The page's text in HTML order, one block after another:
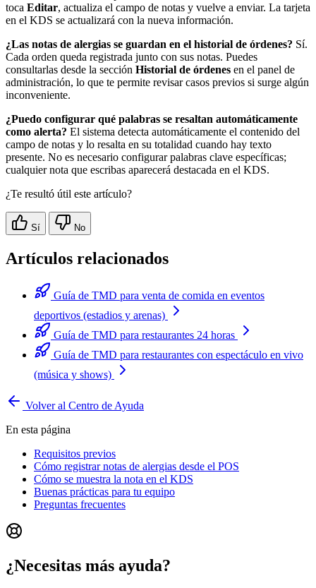
toca Editar, actualiza el campo de notas y vuelve a enviar. La tarjeta
en el KDS se actualizará con la nueva información.
¿Las notas de alergias se guardan en el historial de órdenes? Sí.
Cada orden queda registrada junto con sus notas. Puedes
consultarlas desde la sección Historial de órdenes en el panel de
administración, lo que te permite revisar casos previos si surge algún
inconveniente.
¿Puedo configurar qué palabras se resaltan automáticamente
como alerta? El sistema detecta automáticamente el contenido del
campo de notas y lo resalta en su totalidad cuando hay texto
presente. No es necesario configurar palabras clave específicas;
cualquier nota que escribas aparecerá destacada en el KDS.
¿Te resultó útil este artículo?
Sí No
Artículos relacionados
Guía de TMD para venta de comida en eventos
deportivos (estadios y arenas)
Guía de TMD para restaurantes 24 horas
Guía de TMD para restaurantes con espectáculo en vivo
(música y shows)
Volver al Centro de Ayuda
En esta página
Requisitos previos
Cómo registrar notas de alergias desde el POS
Cómo se muestra la nota en el KDS
Buenas prácticas para tu equipo
Preguntas frecuentes
¿Necesitas más ayuda?